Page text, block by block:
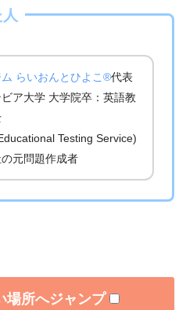
らいおんとひよこ®代表
ビア大学 大学院卒：英語教
Testing Service)
元問題作成者
場所へジャンプ